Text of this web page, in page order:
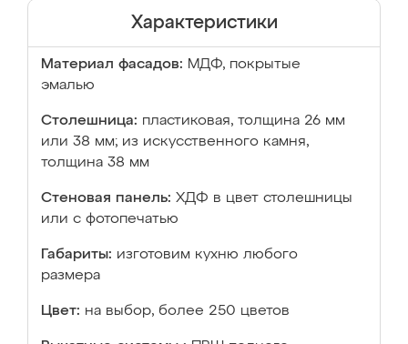
Характеристики
Материал фасадов: МДФ, покрытые
эмалью
Столешница: пластиковая, толщина 26 мм
или 38 мм; из искусственного камня,
толщина 38 мм
Стеновая панель: ХДФ в цвет столешницы
или с фотопечатью
Габариты: изготовим кухню любого
размера
Цвет: на выбор, более 250 цветов